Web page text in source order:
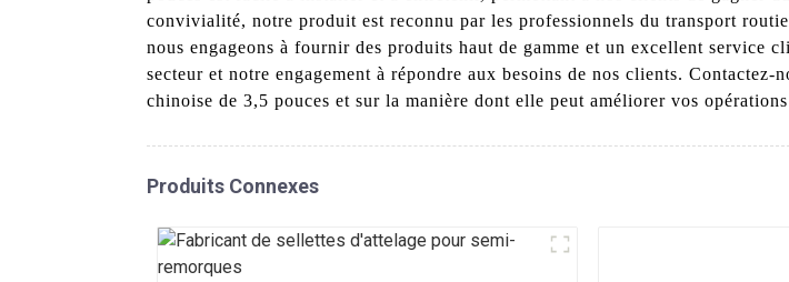
convivialité, notre produit est reconnu par les professionnels du transport
nous engageons à fournir des produits haut de gamme et un excellent service
secteur et notre engagement à répondre aux besoins de nos clients.
chinoise de 3,5 pouces et sur la manière dont elle peut améliorer vos
Produits Connexes